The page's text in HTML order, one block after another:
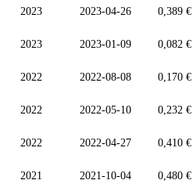
2023 2023-04-26 0,389 €
2023 2023-01-09 0,082 €
2022 2022-08-08 0,170 €
2022 2022-05-10 0,232 €
2022 2022-04-27 0,410 €
2021 2021-10-04 0,480 €